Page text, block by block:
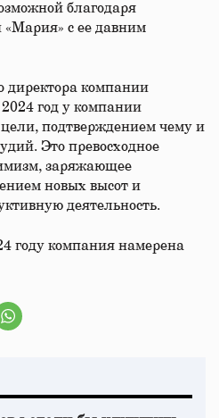
благодаря
с ее давним
директора компании
год у компании
подтверждением чему и
Это превосходное
заряжающее
новых высот и
деятельность.
году компания намерена